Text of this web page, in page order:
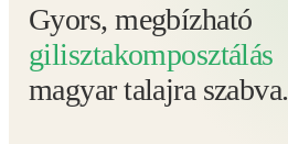
Gyors, megbízható
gilisztakomposztálás
magyar talajra szabva.